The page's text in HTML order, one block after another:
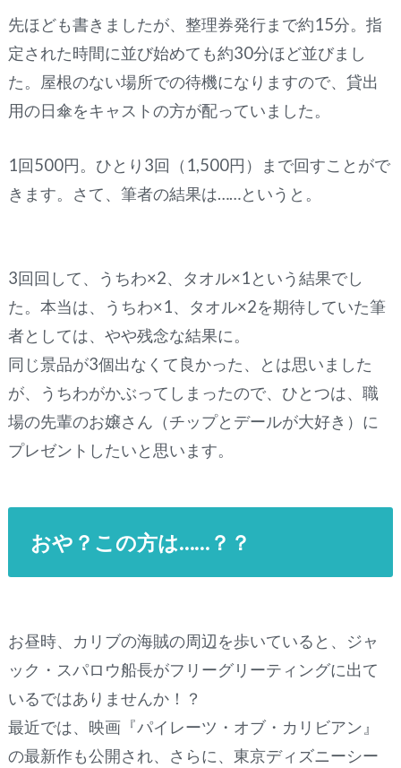
先ほども書きましたが、整理券発行まで約15分。指
定された時間に並び始めても約30分ほど並びまし
た。屋根のない場所での待機になりますので、貸出
用の日傘をキャストの方が配っていました。
1回500円。ひとり3回（1,500円）まで回すことがで
きます。さて、筆者の結果は……というと。
3回回して、うちわ×2、タオル×1という結果でし
た。本当は、うちわ×1、タオル×2を期待していた筆
者としては、やや残念な結果に。
同じ景品が3個出なくて良かった、とは思いました
が、うちわがかぶってしまったので、ひとつは、職
場の先輩のお嬢さん（チップとデールが大好き）に
プレゼントしたいと思います。
おや？この方は……？？
お昼時、カリブの海賊の周辺を歩いていると、ジャ
ック・スパロウ船長がフリーグリーティングに出て
いるではありませんか！？
最近では、映画『パイレーツ・オブ・カリビアン』
の最新作も公開され、さらに、東京ディズニーシー